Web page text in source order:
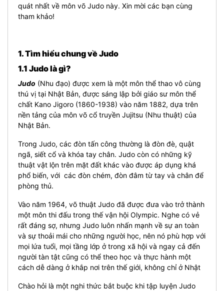
quát nhất về môn võ Judo này. Xin mời các bạn cùng
tham khảo!
1. Tìm hiểu chung về Judo
1.1 Judo là gì?
Judo (Nhu đạo) được xem là một môn thể thao vô cùng
thú vị tại Nhật Bản, được sáng lập bởi giáo sư môn thể
chất Kano Jigoro (1860-1938) vào năm 1882, dựa trên
nền tảng của môn võ cổ truyền Jujitsu (Nhu thuật) của
Nhật Bản.
Trong Judo, các đòn tấn công thường là đòn đè, quật
ngã, siết cổ và khóa tay chân. Judo còn có những kỹ
thuật vật lộn trên mặt đất khác vào được áp dụng khá
phổ biến, với các đòn chém, đòn đâm từ tay và chân để
phòng thủ.
Vào năm 1964, võ thuật Judo đã được đưa vào trở thành
một môn thi đấu trong thế vận hội Olympic. Nghe có vẻ
rất đáng sợ, nhưng Judo luôn nhấn mạnh về sự an toàn
và sự thoải mái cho những người học, nên nó phù hợp với
mọi lứa tuổi, mọi tầng lớp ở trong xã hội và ngay cả đến
người tàn tật cũng có thể theo học và thực hành một
cách dễ dàng ở khắp nơi trên thế giới, không chỉ ở Nhật
Chào hỏi là một nghi thức bắt buộc khi tập luyện Judo